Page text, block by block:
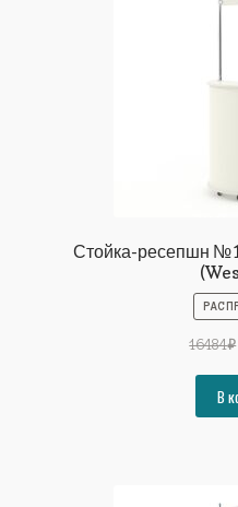
Стойка-ресепшн
16484₽
В